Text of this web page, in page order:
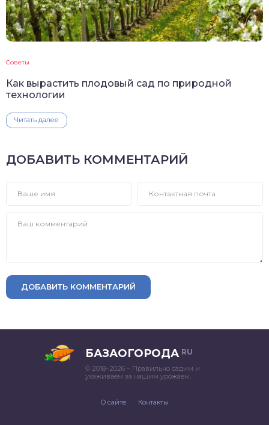
Советы
Как вырастить плодовый сад по природной
технологии
Читать далее
ДОБАВИТЬ КОММЕНТАРИЙ
ДОБАВИТЬ КОММЕНТАРИЙ
БАЗАОГОРОДА RU
© 2018–2026 – Правильно садим и
ухаживаем за нашим урожаем.
О сайте Контакты